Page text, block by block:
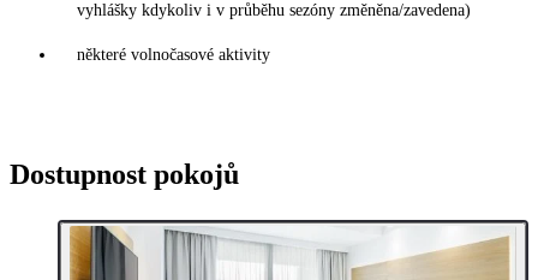
vyhlášky kdykoliv i v průběhu sezóny změněna/zavedena)
některé volnočasové aktivity
Dostupnost pokojů